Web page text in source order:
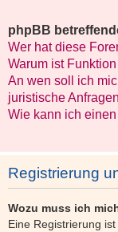
phpBB
Wer hat diese
Warum ist
An wen soll ich
juristische
Wie kann ich
Registrierung
Wozu muss ich
Eine Registrierung